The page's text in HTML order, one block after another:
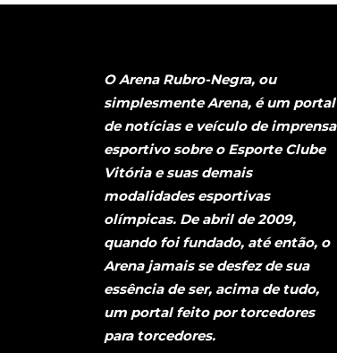
O Arena Rubro-Negra, ou
simplesmente Arena, é um portal
de notícias e veículo de imprensa
esportivo sobre o Esporte Clube
Vitória e suas demais
modalidades esportivas
olímpicas. De abril de 2009,
quando foi fundado, até então, o
Arena jamais se desfez de sua
essência de ser, acima de tudo,
um portal feito por torcedores
para torcedores.